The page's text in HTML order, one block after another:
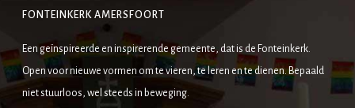
FONTEINKERK AMERSFOORT
Een geïnspireerde en inspirerende gemeente, dat is de Fonteinkerk.
Open voor nieuwe vormen om te vieren, te leren en te dienen. Bepaald
niet stuurloos, wel steeds in beweging.